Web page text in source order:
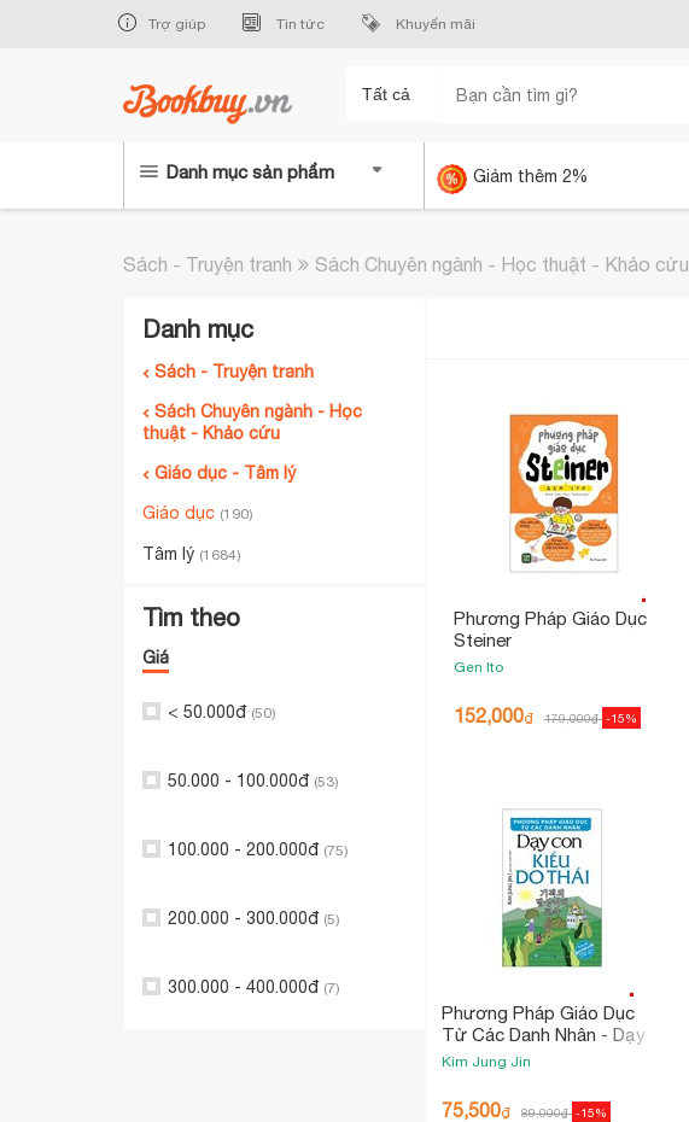
Trợ giúp Tin tức Khuyến mãi
Tất cả
Danh mục sản phẩm Giảm thêm 2%
Sách - Truyện tranh Sách Chuyên ngành - Học thuật - Khảo cứu
Danh mục
Sách - Truyện tranh
Sách Chuyên ngành - Học
thuật - Khảo cứu
Giáo dục - Tâm lý
Giáo dục (190)
Tâm lý (1684)
Tìm theo
Giá
< 50.000đ (50)
50.000 - 100.000đ (53)
100.000 - 200.000đ (75)
200.000 - 300.000đ (5)
300.000 - 400.000đ (7)
Phương Pháp Giáo Dục
Steiner
Gen Ito
152,000₫ 179,000₫ -15%
Phương Pháp Giáo Dục
Từ Các Danh Nhân - Dạy
Con Kiểu Do Thái (Tái Bản
Kim Jung Jin
75,500₫ 89,000₫ -15%